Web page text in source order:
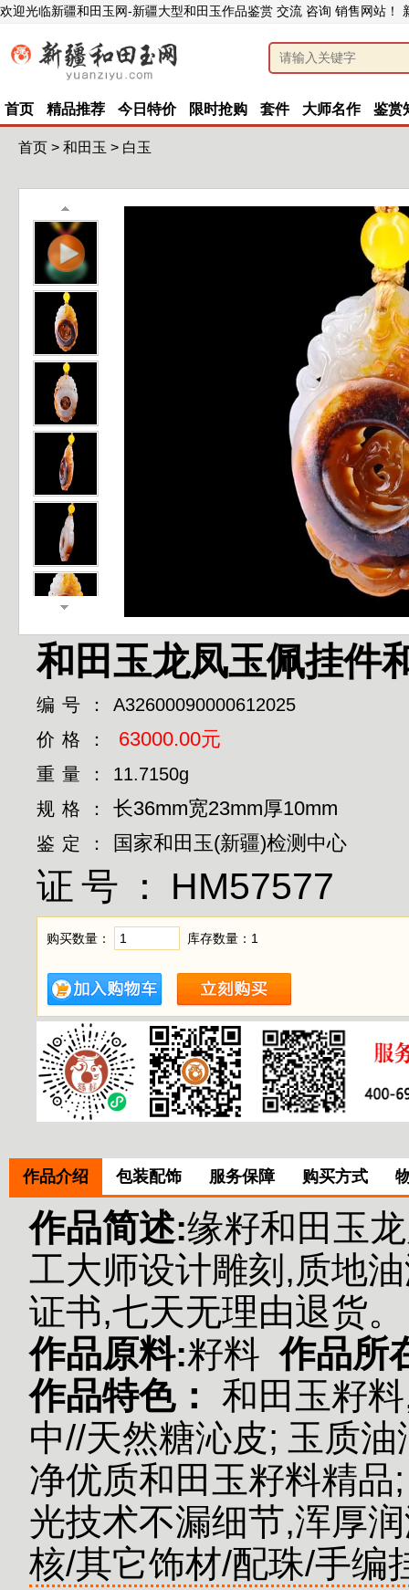
欢迎光临新疆和田玉网-新疆大型和田玉作品鉴赏 交流 咨询 销售网站！
首页 精品推荐 今日特价 限时抢购 套件 大师名作 鉴赏
首页 > 和田玉 > 白玉
和田玉龙凤玉佩挂件
编号： A32600090000612025
价格：
63000.00元
重量： 11.7150g
规格： 长36mm宽23mm厚10mm
鉴定： 国家和田玉(新疆)检测中心
证号： HM57577
购买数量： 库存数量： 1
作品介绍 包装配饰 服务保障 购买方式
作品简述:缘籽和田玉
工大师设计雕刻,质地
证书,七天无理由退货。
作品原料:籽料 作品所
作品特色：
和田玉籽
中//天然糖沁皮; 玉质
净优质和田玉籽料精品;
光技术不漏细节,浑厚
核/其它饰材/配珠/手编